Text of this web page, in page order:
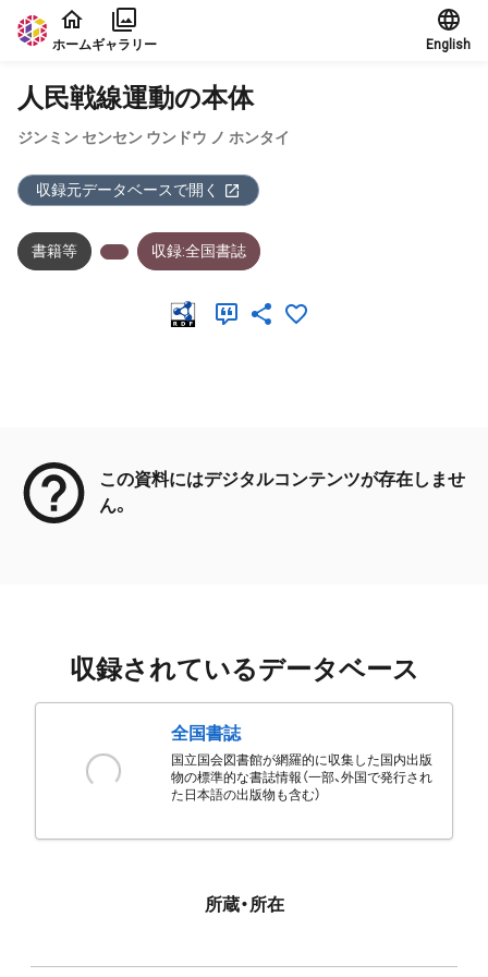
本文に飛ぶ
ホームギャラリー English
人民戦線運動の本体
ジンミン センセン ウンドウ ノ ホンタイ
収録元データベースで開く
書籍等 収録:全国書誌
この資料にはデジタルコンテンツが存在しませ
ん。
収録されているデータベース
全国書誌
国立国会図書館が網羅的に収集した国内出版
物の標準的な書誌情報（一部、外国で発行され
た日本語の出版物も含む）
所蔵・所在